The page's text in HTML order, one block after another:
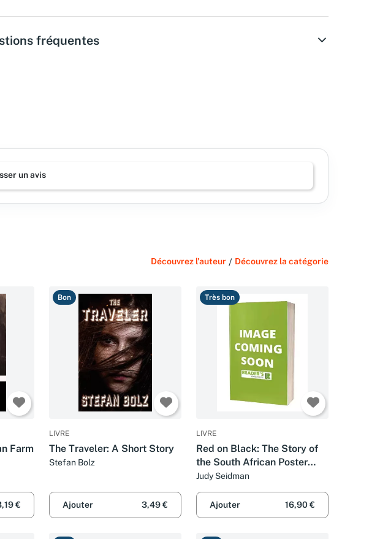
fréquentes
un avis
Découvrez l'auteur / Découvrez la catégorie
Farm
€
Bon
LIVRE
The Traveler: A Short Story
Stefan Bolz
Ajouter 3,49 €
Très bon
LIVRE
Red on Black: The Story of
the South African Poster
Movement
Judy Seidman
Ajouter 16,90 €